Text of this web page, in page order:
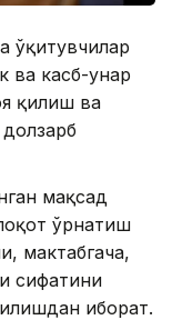
ўқитувчилар
касб-ҳунар
қилиш ва
мақсад
ўрнатиш
мактабгача,
сифатини
иборат.